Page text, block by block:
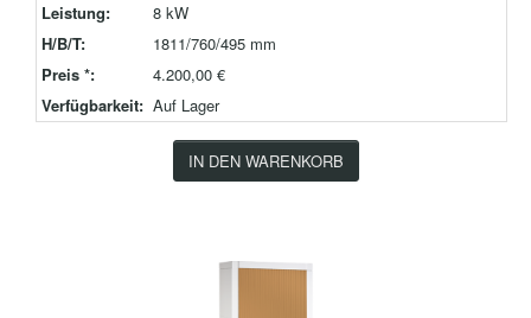
Leistung:
8 kW
H/B/T:
1811/760/495 mm
Preis *:
4.200,00 €
Verfügbarkeit: Auf Lager
IN DEN WARENKORB